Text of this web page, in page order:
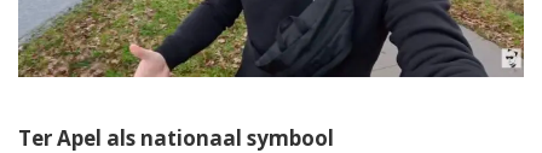
Ter Apel als nationaal symbool